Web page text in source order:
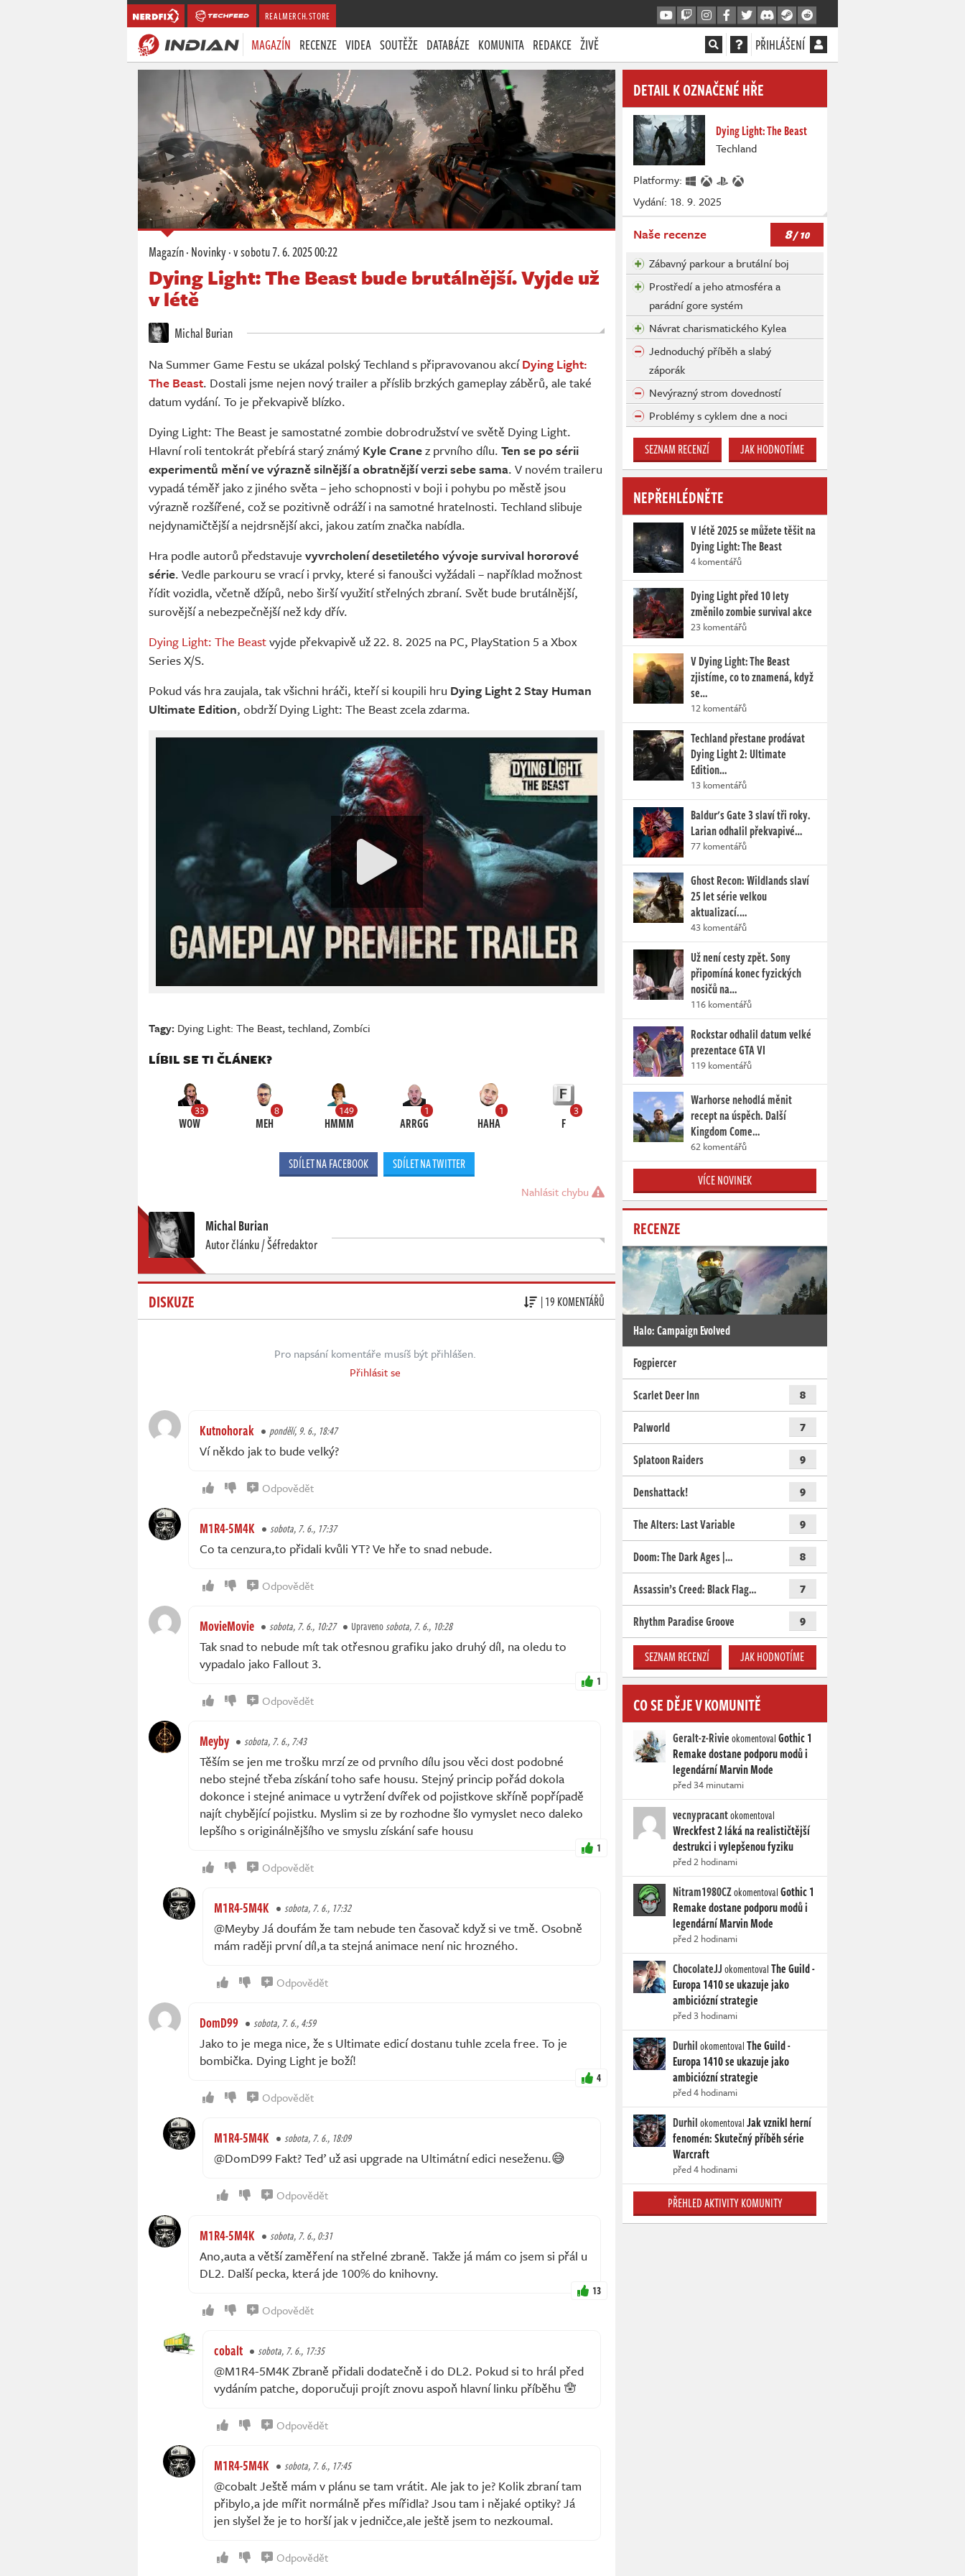
REALMERCH.STORE
MAGAZÍN RECENZE VIDEA SOUTĚŽE DATABÁZE KOMUNITA REDAKCE ŽIVĚ PŘIHLÁŠENÍ
Magazín·Novinky·v sobotu7. 6. 2025 00:22
Dying Light: The Beast bude brutálnější. Vyjde už
v létě
Michal Burian
Na Summer Game Festu se ukázal polský Techland s připravovanou akcíDying Light:
The Beast. Dostali jsme nejen nový trailer a příslib brzkých gameplay záběrů, ale také
datum vydání. To je překvapivě blízko.
Dying Light: The Beast je samostatné zombie dobrodružství ve světě Dying Light.
Hlavní roli tentokrát přebírá starý známý Kyle Cranez prvního dílu. Ten se po sérii
experimentů mění ve výrazně silnější a obratnější verzi sebe sama. V novém traileru
vypadá téměř jako z jiného světa – jeho schopnosti v boji i pohybu po městě jsou
výrazně rozšířené, což se pozitivně odráží i na samotné hratelnosti. Techland slibuje
nejdynamičtější a nejdrsnější akci, jakou zatím značka nabídla.
Hra podle autorů představuje vyvrcholení desetiletého vývoje survival hororové
série. Vedle parkouru se vrací i prvky, které si fanoušci vyžádali – například možnost
řídit vozidla, včetně džípů, nebo širší využití střelných zbraní. Svět bude brutálnější,
surovější a nebezpečnější než kdy dřív.
Dying Light: The Beastvyjde překvapivě už 22. 8. 2025 na PC, PlayStation 5 a Xbox
Series X/S.
Pokud vás hra zaujala, tak všichni hráči, kteří si koupili hru Dying Light 2 Stay Human
Ultimate Edition, obdrží Dying Light: The Beast zcela zdarma.
Tagy: Dying Light: The Beast,techland,Zombíci
LÍBIL SE TI ČLÁNEK?
33
WOW
8
MEH
149
HMMM
1
ARRGG
1
HAHA
3
F
SDÍLET NA FACEBOOK SDÍLET NA TWITTER
Nahlásit chybu
Michal Burian
Autor článku / Šéfredaktor
DISKUZE | 19 KOMENTÁŘŮ
Pro napsání komentáře musíš být přihlášen.
Přihlásit se
Kutnohorak pondělí, 9. 6., 18:47
Ví někdo jak to bude velký?
Odpovědět
M1R4-5M4K sobota, 7. 6., 17:37
Co ta cenzura,to přidali kvůli YT? Ve hře to snad nebude.
Odpovědět
MovieMovie sobota, 7. 6., 10:27 Upravenosobota, 7. 6., 10:28
Tak snad to nebude mít tak otřesnou grafiku jako druhý díl, na oledu to
vypadalo jako Fallout 3.
1
Odpovědět
Meyby sobota, 7. 6., 7:43
Těším se jen me trošku mrzí ze od prvního dílu jsou věci dost podobné
nebo stejné třeba získání toho safe housu. Stejný princip pořád dokola
dokonce i stejné animace u vytržení dvířek od pojistkove skříně popřípadě
najít chybějící pojistku. Myslim si ze by rozhodne šlo vymyslet neco daleko
lepšího s originálnějšího ve smyslu získání safe housu
1
Odpovědět
M1R4-5M4K sobota, 7. 6., 17:32
@Meyby Já doufám že tam nebude ten časovač když si ve tmě. Osobně
mám raději první díl,a ta stejná animace není nic hrozného.
Odpovědět
DomD99 sobota, 7. 6., 4:59
Jako to je mega nice, že s Ultimate edicí dostanu tuhle zcela free. To je
bombička. Dying Light je boží!
4
Odpovědět
M1R4-5M4K sobota, 7. 6., 18:09
@DomD99 Fakt? Teď už asi upgrade na Ultimátní edici neseženu.😅
Odpovědět
M1R4-5M4K sobota, 7. 6., 0:31
Ano,auta a větší zaměření na střelné zbraně. Takže já mám co jsem si přál u
DL2. Další pecka, která jde 100% do knihovny.
13
Odpovědět
cobalt sobota, 7. 6., 17:35
@M1R4-5M4K Zbraně přidali dodatečně i do DL2. Pokud si to hrál před
vydáním patche, doporučuji projít znovu aspoň hlavní linku příběhu 🪬
Odpovědět
M1R4-5M4K sobota, 7. 6., 17:45
@cobalt Ještě mám v plánu se tam vrátit. Ale jak to je? Kolik zbraní tam
přibylo,a jde mířit normálně přes mířidla? Jsou tam i nějaké optiky? Já
jen slyšel že je to horší jak v jedničce,ale ještě jsem to nezkoumal.
Odpovědět
DETAIL K OZNAČENÉ HŘE
Dying Light: The Beast
Techland
Platformy:
Vydání: 18. 9. 2025
Naše recenze 8/ 10
Zábavný parkour a brutální boj
Prostředí a jeho atmosféra a
parádní gore systém
Návrat charismatického Kylea
Jednoduchý příběh a slabý
záporák
Nevýrazný strom dovedností
Problémy s cyklem dne a noci
SEZNAM RECENZÍ JAK HODNOTÍME
NEPŘEHLÉDNĚTE
V létě 2025 se můžete těšit na
Dying Light: The Beast
4 komentářů
Dying Light před 10 lety
změnilo zombie survival akce
23 komentářů
V Dying Light: The Beast
zjistíme, co to znamená, když
se…
12 komentářů
Techland přestane prodávat
Dying Light 2: Ultimate
Edition…
13 komentářů
Baldur's Gate 3 slaví tři roky.
Larian odhalil překvapivé…
77 komentářů
Ghost Recon: Wildlands slaví
25 let série velkou
aktualizací.…
43 komentářů
Už není cesty zpět. Sony
připomíná konec fyzických
nosičů na…
116 komentářů
Rockstar odhalil datum velké
prezentace GTA VI
119 komentářů
Warhorse nehodlá měnit
recept na úspěch. Další
Kingdom Come…
62 komentářů
VÍCE NOVINEK
RECENZE
Halo: Campaign Evolved
Fogpiercer
Scarlet Deer Inn
8
Palworld 7
Splatoon Raiders 9
Denshattack! 9
The Alters: Last Variable 9
Doom: The Dark Ages |… 8
Assassin’s Creed: Black Flag… 7
Rhythm Paradise Groove 9
SEZNAM RECENZÍ JAK HODNOTÍME
CO SE DĚJE V KOMUNITĚ
Geralt-z-RivieokomentovalGothic 1
Remake dostane podporu modů i
legendární Marvin Mode
před 34 minutami
vecnypracantokomentoval
Wreckfest 2 láká na realističtější
destrukci i vylepšenou fyziku
před 2 hodinami
Nitram1980CZokomentovalGothic 1
Remake dostane podporu modů i
legendární Marvin Mode
před 2 hodinami
ChocolateJJokomentovalThe Guild -
Europa 1410 se ukazuje jako
ambiciózní strategie
před 3 hodinami
DurhilokomentovalThe Guild -
Europa 1410 se ukazuje jako
ambiciózní strategie
před 4 hodinami
DurhilokomentovalJak vznikl herní
fenomén: Skutečný příběh série
Warcraft
před 4 hodinami
PŘEHLED AKTIVITY KOMUNITY